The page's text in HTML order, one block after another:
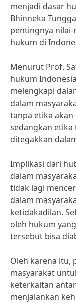
menjadi dasar
Bhinneka
pentingnya
hukum di
Menurut Prof.
hukum
melengkapi
dalam
tanpa etika
sedangkan
ditegakkan
Implikasi dari
dalam
tidak lagi
dalam
ketidakadilan.
oleh hukum
tersebut bisa
Oleh karena itu,
masyarakat
keterkaitan
menjalankan